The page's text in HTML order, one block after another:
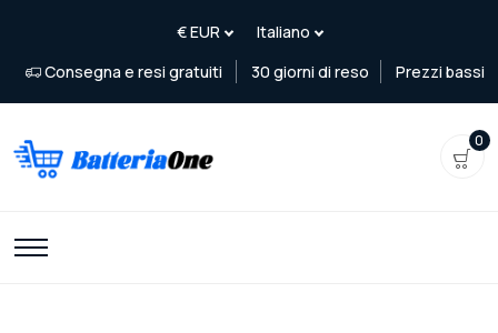
Consegna e resi gratuiti 30 giorni di reso Prezzi bassi
0